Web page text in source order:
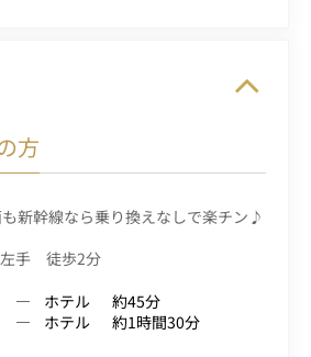
方
新幹線なら乗り換えなしで楽チン♪
手 徒歩2分
ホテル
約45分
ホテル 約1時間30分